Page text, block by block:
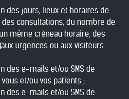
des jours, lieux et horaires de
des consultations, du nombre de
même créneau horaire, des
urgences ou aux visiteurs
des e-mails et/ou SMS de
et/ou vos patients ;
des e-mails et/ou SMS de